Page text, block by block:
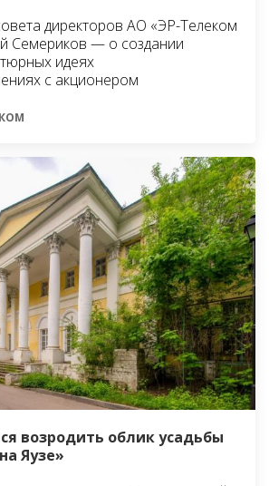
директоров АО «ЭР-Телеком
Семериков — о создании
идеях
с акционером
возродить облик усадьбы
Яузе»